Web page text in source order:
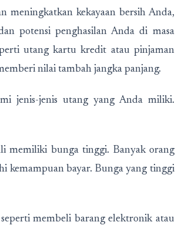
kekayaan bersih Anda,
potensi penghasilan Anda di masa
utang kartu kredit atau pinjaman
nilai tambah jangka panjang.
jenis-jenis utang yang Anda miliki.
memiliki bunga tinggi. Banyak orang
kemampuan bayar. Bunga yang tinggi
membeli barang elektronik atau